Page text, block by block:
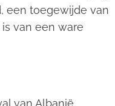
een toegewijde van
van een ware
van Albanië